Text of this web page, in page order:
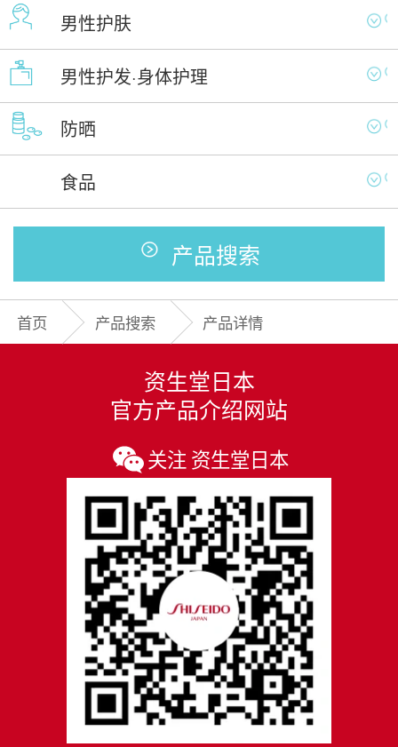
男性护肤
男性护发·身体护理
防晒
食品
产品搜索
首页 产品搜索 产品详情
资生堂日本
官方产品介绍网站
关注 资生堂日本